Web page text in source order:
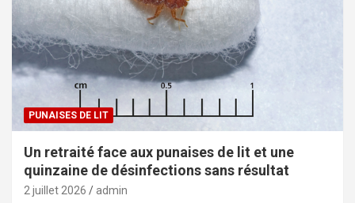
PUNAISES DE LIT
Un retraité face aux punaises de lit et une
quinzaine de désinfections sans résultat
2 juillet 2026 admin